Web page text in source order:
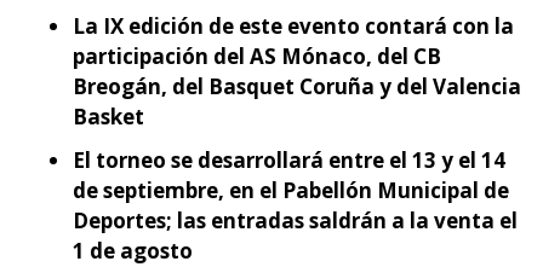
La IX edición de este evento contará con la
participación del AS Mónaco, del CB
Breogán, del Basquet Coruña y del Valencia
Basket
El torneo se desarrollará entre el 13 y el 14
de septiembre, en el Pabellón Municipal de
Deportes; las entradas saldrán a la venta el
1 de agosto